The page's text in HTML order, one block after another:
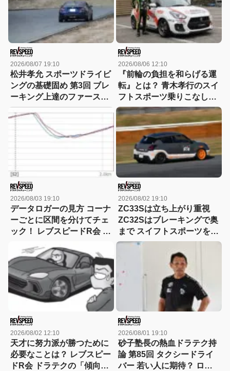
2026/08/07 19:10
松井孝允 スポーツドライビ
ングの基礎固め 第3回 ブレ
ーキング上達のファースト
ステップ
2026/08/06 12:10
『前輪の負担を和らげる運
転』とは？ 青木孝行のスイ
フトスポーツ乗りこなしド
ラテク論
2026/08/03 19:10
データロガーの見方 コーナ
ーごとに区間を分けてチェ
ック！ レブスピードR会 ド
レクション
2026/08/02 19:10
ZC33Sは立ち上がり重視
ZC32Sはブレーキングで奥
まで スイフトスポーツを乗
りこなすには!? 蘓武喜和が
2026/08/02 12:10
天才に努力派が勝つために
必要なことは？ レブスピー
ドR会 ドラテクの「傾向と
2026/08/01 19:10
砂子塾長の熱血ドラテク持
論 第85回 タクシードライ
バー 若い人に期待？ ロボ